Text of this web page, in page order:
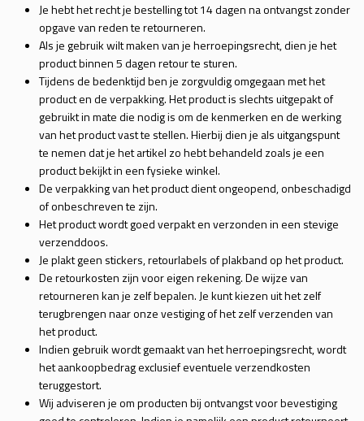
Je hebt het recht je bestelling tot 14 dagen na ontvangst zonder
opgave van reden te retourneren.
Als je gebruik wilt maken van je herroepingsrecht, dien je het
product binnen 5 dagen retour te sturen.
Tijdens de bedenktijd ben je zorgvuldig omgegaan met het
product en de verpakking. Het product is slechts uitgepakt of
gebruikt in mate die nodig is om de kenmerken en de werking
van het product vast te stellen. Hierbij dien je als uitgangspunt
te nemen dat je het artikel zo hebt behandeld zoals je een
product bekijkt in een fysieke winkel.
De verpakking van het product dient ongeopend, onbeschadigd
of onbeschreven te zijn.
Het product wordt goed verpakt en verzonden in een stevige
verzenddoos.
Je plakt geen stickers, retourlabels of plakband op het product.
De retourkosten zijn voor eigen rekening. De wijze van
retourneren kan je zelf bepalen. Je kunt kiezen uit het zelf
terugbrengen naar onze vestiging of het zelf verzenden van
het product.
Indien gebruik wordt gemaakt van het herroepingsrecht, wordt
het aankoopbedrag exclusief eventuele verzendkosten
teruggestort.
Wij adviseren je om producten bij ontvangst voor bevestiging